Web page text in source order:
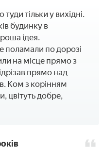
тільки у вихідні.
будинку в
ідея.
поламали по дорозі
на місце прямо з
прямо над
Ком з корінням
цвітуть добре,